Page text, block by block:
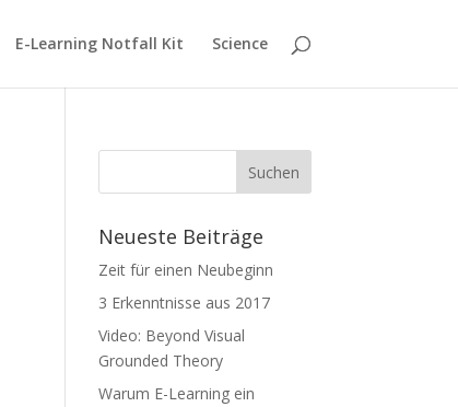
E-Learning Notfall Kit Science
Neueste Beiträge
Zeit für einen Neubeginn
3 Erkenntnisse aus 2017
Video: Beyond Visual
Grounded Theory
Warum E-Learning ein